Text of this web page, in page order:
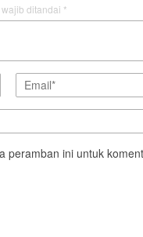
ditandai *
peramban ini untuk